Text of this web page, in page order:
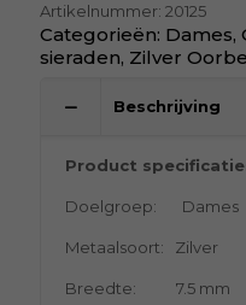
Artikelnummer: 20125
Categorieën: Dames,
sieraden, Zilver
Beschrijving
Product
Doelgroep: Dames
Metaalsoort: Zilver
Breedte: 7.5 mm